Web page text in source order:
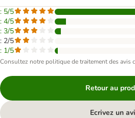
: 5/5
: 4/5
: 3/5
: 2/5
: 1/5
Consultez notre politique de traitement des avis
Retour au
Ecrivez un